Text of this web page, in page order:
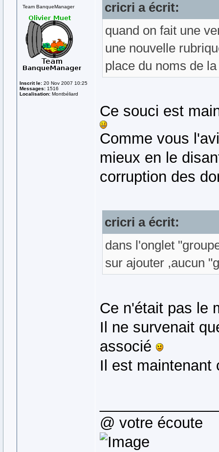
Team BanqueManager
Inscrit le: 20 Nov 2007 10:25
Messages: 1516
Localisation: Montbéliard
cricri a écrit:
quand on fait une
une nouvelle
place du noms de
Ce souci est
Comme vous
mieux en le
corruption des
cricri a écrit:
dans l'onglet
sur ajouter ,aucun
Ce n'était pas le
Il ne survenait
associé
Il est
@ votre écoute